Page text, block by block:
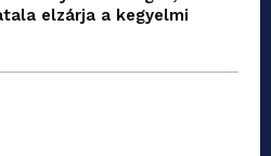
elzárja a kegyelmi